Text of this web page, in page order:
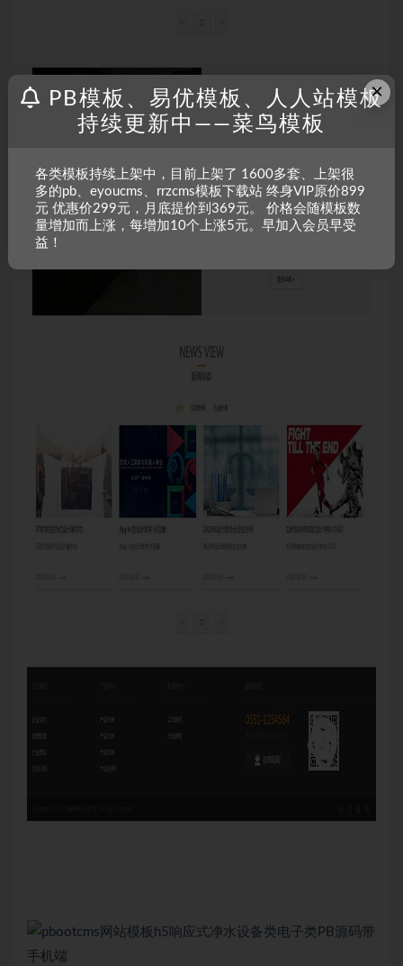
×
PB模板、易优模板、人人站模板
持续更新中——菜鸟模板
各类模板持续上架中，目前上架了 1600多套、上架很
多的pb、eyoucms、rrzcms模板下载站 终身VIP原价899
元 优惠价299元，月底提价到369元。 价格会随模板数
量增加而上涨，每增加10个上涨5元。早加入会员早受
益！